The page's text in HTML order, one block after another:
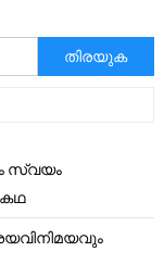
അനേഷിക്കുക
സ്വയം